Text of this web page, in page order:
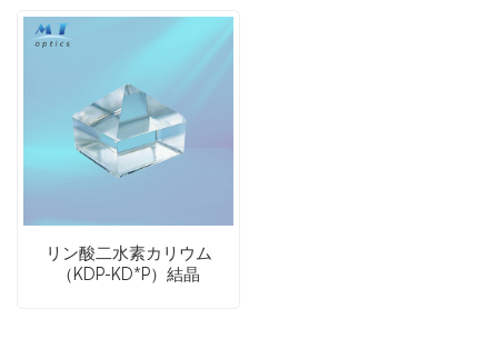
リン酸二水素カリウム
（KDP-KD*P）結晶